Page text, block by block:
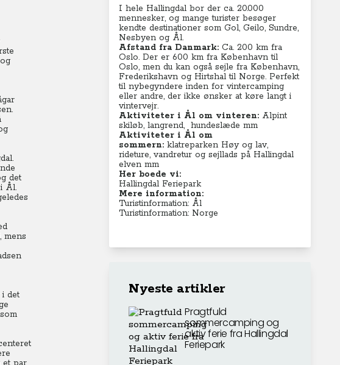
det
Ål.
mens
det
I hele Hallingdal bor der ca. 20.000
mennesker, og mange turister besøger
kendte destinationer som Gol, Geilo, Sundre,
Nesbyen og Ål.
Afstand fra Danmark: Ca. 200 km fra
Oslo. Der er 600 km fra København til
Oslo, men du kan også sejle fra København,
Frederikshavn og Hirtshal til Norge. Perfekt
til nybegyndere inden for vintercamping
eller andre, der ikke ønsker at køre langt i
vintervejr.
Aktiviteter i Ål om vinteren: Alpint
skiløb, langrend, hundeslæde mm
Aktiviteter i Ål om
sommern: klatreparken Høy og lav,
rideture, vandretur og sejllads på Hallingdal
elven mm
Her boede vi:
Hallingdal Feriepark
Mere information:
Turistinformation: Ål
Turistinformation: Norge
Nyeste artikler
Pragtfuld
sommercamping og
aktiv ferie fra Hallingdal
Feriepark